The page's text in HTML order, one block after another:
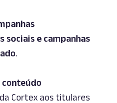
sociais e campanhas
.
conteúdo
da Cortex aos titulares